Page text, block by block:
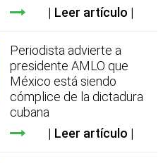
Leer artículo
Periodista advierte a
presidente AMLO que
México está siendo
cómplice de la dictadura
cubana
Leer artículo